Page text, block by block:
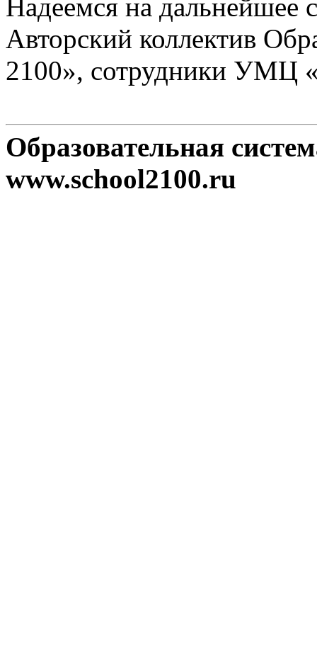
Надеемся на дальнейшее
Авторский коллектив
2100», сотрудники УМЦ
Образовательная
www.school2100.ru